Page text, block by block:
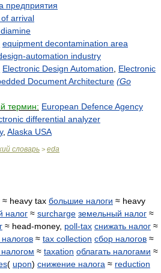
предприятия
arrival
equipment decontamination area
automation industry
Electronic Design Automation
Electronic
Document Architecture (Go
термин: European Defence Agency
differential analyzer
, Alaska USA
словарь > eda
≈ heavy tax большие налоги ≈ heavy
налог ≈ surcharge земельный налог ≈
≈ head-money, poll-tax снижать налог ≈
≈ tax collection сбор налогов ≈
≈ taxation облагать налогами ≈
( upon) снижение налога ≈ reduction